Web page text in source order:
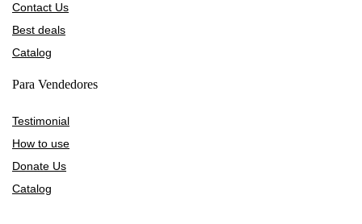
Contact Us
Best deals
Catalog
Para Vendedores
Testimonial
How to use
Donate Us
Catalog